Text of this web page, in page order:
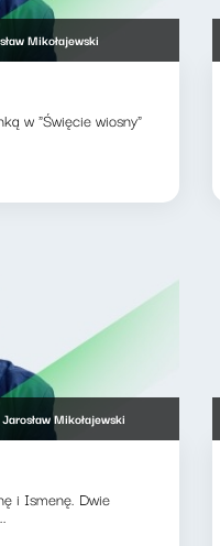
Mikołajewski
w "Święcie wiosny"
Jarosław Mikołajewski
i Ismenę. Dwie